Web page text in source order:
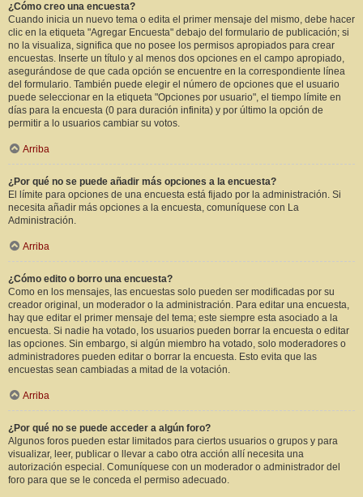
¿Cómo creo una encuesta?
Cuando inicia un nuevo tema o edita el primer mensaje del mismo, debe hacer
clic en la etiqueta "Agregar Encuesta" debajo del formulario de publicación; si
no la visualiza, significa que no posee los permisos apropiados para crear
encuestas. Inserte un título y al menos dos opciones en el campo apropiado,
asegurándose de que cada opción se encuentre en la correspondiente línea
del formulario. También puede elegir el número de opciones que el usuario
puede seleccionar en la etiqueta "Opciones por usuario", el tiempo límite en
días para la encuesta (0 para duración infinita) y por último la opción de
permitir a lo usuarios cambiar su votos.
Arriba
¿Por qué no se puede añadir más opciones a la encuesta?
El límite para opciones de una encuesta está fijado por la administración. Si
necesita añadir más opciones a la encuesta, comuníquese con La
Administración.
Arriba
¿Cómo edito o borro una encuesta?
Como en los mensajes, las encuestas solo pueden ser modificadas por su
creador original, un moderador o la administración. Para editar una encuesta,
hay que editar el primer mensaje del tema; este siempre esta asociado a la
encuesta. Si nadie ha votado, los usuarios pueden borrar la encuesta o editar
las opciones. Sin embargo, si algún miembro ha votado, solo moderadores o
administradores pueden editar o borrar la encuesta. Esto evita que las
encuestas sean cambiadas a mitad de la votación.
Arriba
¿Por qué no se puede acceder a algún foro?
Algunos foros pueden estar limitados para ciertos usuarios o grupos y para
visualizar, leer, publicar o llevar a cabo otra acción allí necesita una
autorización especial. Comuníquese con un moderador o administrador del
foro para que se le conceda el permiso adecuado.